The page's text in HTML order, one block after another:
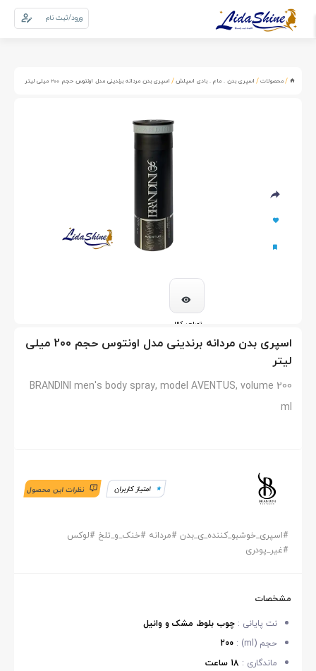
ورود/ثبت نام
سبد خرید
0
/محصولات/ اسپری بدن . مام . بادی اسپلش/ اسپری بدن مردانه برندینی مدل اونتوس حجم 200 میلی لیتر
اسپری بدن مردانه برندینی مدل اونتوس حجم 200 میلی
لیتر
BRANDINI men's body spray, model AVENTUS, volume 200
ml
امتیاز کاربران نظرات این محصول
#اسپری_خوشبو_کننده_ی_بدن #مردانه #خنک_و_تلخ #لوکس
#غیر_پودری
مشخصات
نت پایانی : چوب بلوط، مشک و وانیل
حجم (ml) :
200
ماندگاری : 18 ساعت
تصاویر کالا